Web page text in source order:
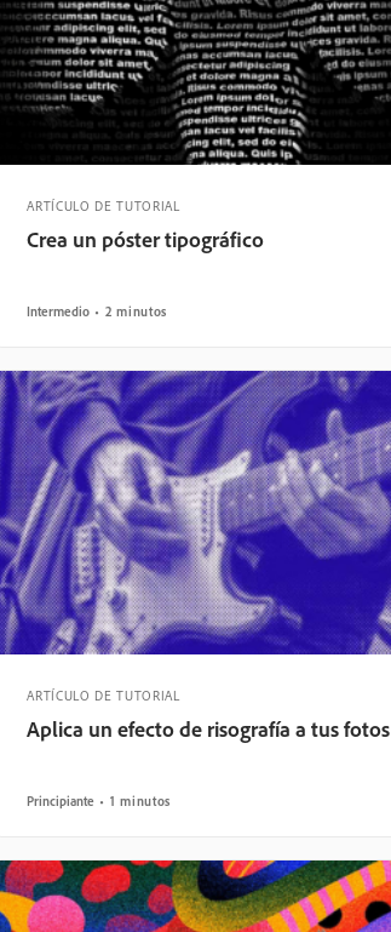
ARTÍCULO DE TUTORIAL
Crea un póster tipográfico
Intermedio 2 minutos
ARTÍCULO DE TUTORIAL
Aplica un efecto de risografía a tus fotos
Principiante 1 minutos